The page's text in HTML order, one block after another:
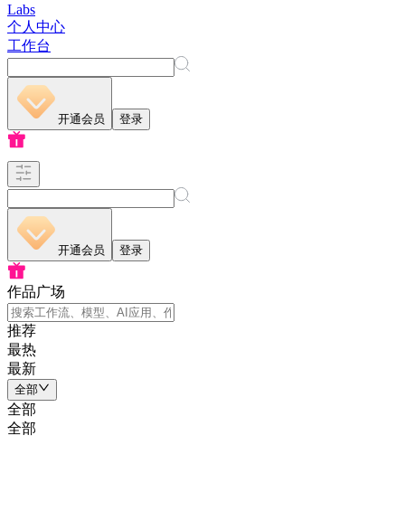
Labs
个人中心
工作台
开通会员 登录
开通会员 登录
作品广场
推荐
最热
最新
全部
全部
全部